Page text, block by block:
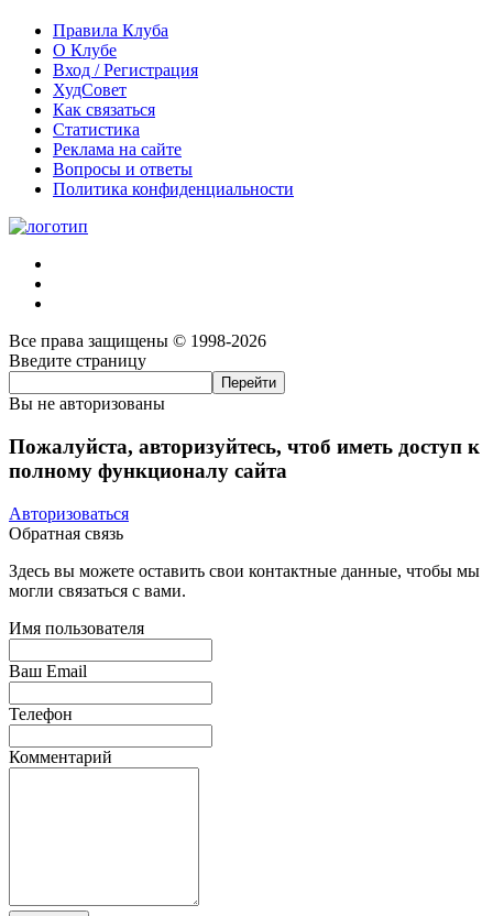
Правила Клуба
О Клубе
Вход / Регистрация
ХудСовет
Как связаться
Статистика
Реклама на сайте
Вопросы и ответы
Политика конфиденциальности
Все права защищены © 1998-2026
Введите страницу
Вы не авторизованы
Пожалуйста, авторизуйтесь, чтоб иметь доступ к
полному функционалу сайта
Авторизоваться
Обратная связь
Здесь вы можете оставить свои контактные данные, чтобы мы
могли связаться с вами.
Имя пользователя
Ваш Email
Телефон
Комментарий